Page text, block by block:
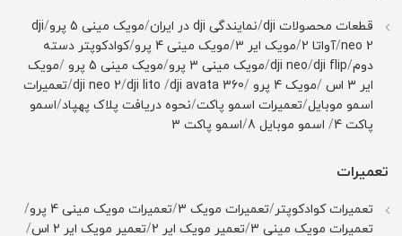
قطعات محصولات dji /نمایندگی dji در ایران /مویک مینی 5 پرو /
dji
neo 2
/آواتا 2 /مویک ایر 3 /مویک مینی 4 پرو /کوادکوپتر دسته
دوم/
dji neo/dji flip
/مویک مینی 3 پرو /مویک مینی 5 پرو /مویک
ایر 3 اس
/مویک 4 پرو /
dji neo 2/dji lito /dji avata 360
/تعمیرات
اسمو موبایل/تعمیرات اسمو پاکت/نحوه دریافت پلاک پهپاد/اسمو
پاکت 4
/ اسمو موبایل 8 /اسمو پاکت 3
تعمیرات
تعمیرات کوادکوپتر/تعمیرات مویک 3 /تعمیرات مویک مینی 4 پرو
/
تعمیرات مویک مینی 3
/تعمیر مویک ایر 2 /تعمیر مویک ایر 2 اس
/